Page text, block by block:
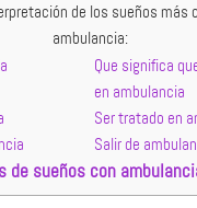
de los sueños más
ambulancia:
Que significa
en ambulancia
Ser tratado en
Salir de
de sueños con